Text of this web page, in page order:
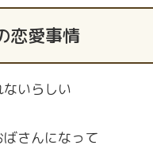
恋愛事情
いらしい
さんになって